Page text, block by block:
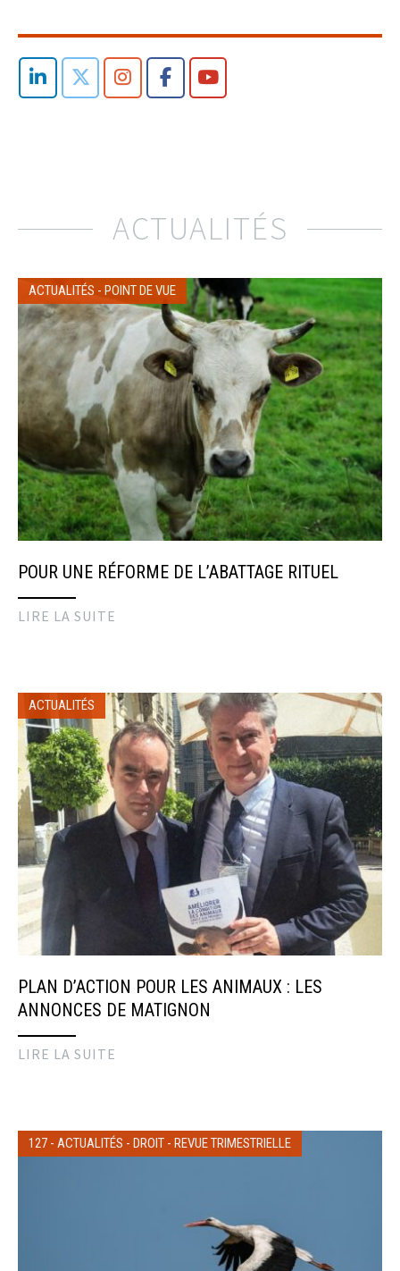
ACTUALITÉS
ACTUALITÉS - POINT DE VUE
POUR UNE RÉFORME DE L’ABATTAGE RITUEL
LIRE LA SUITE
ACTUALITÉS
PLAN D’ACTION POUR LES ANIMAUX : LES
ANNONCES DE MATIGNON
LIRE LA SUITE
127 - ACTUALITÉS - DROIT - REVUE TRIMESTRIELLE